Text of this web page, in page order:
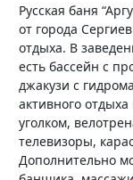
Русская баня
от города
отдыха. В
есть бассейн с
джакузи с
активного
уголком,
телевизоры,
Дополнительно